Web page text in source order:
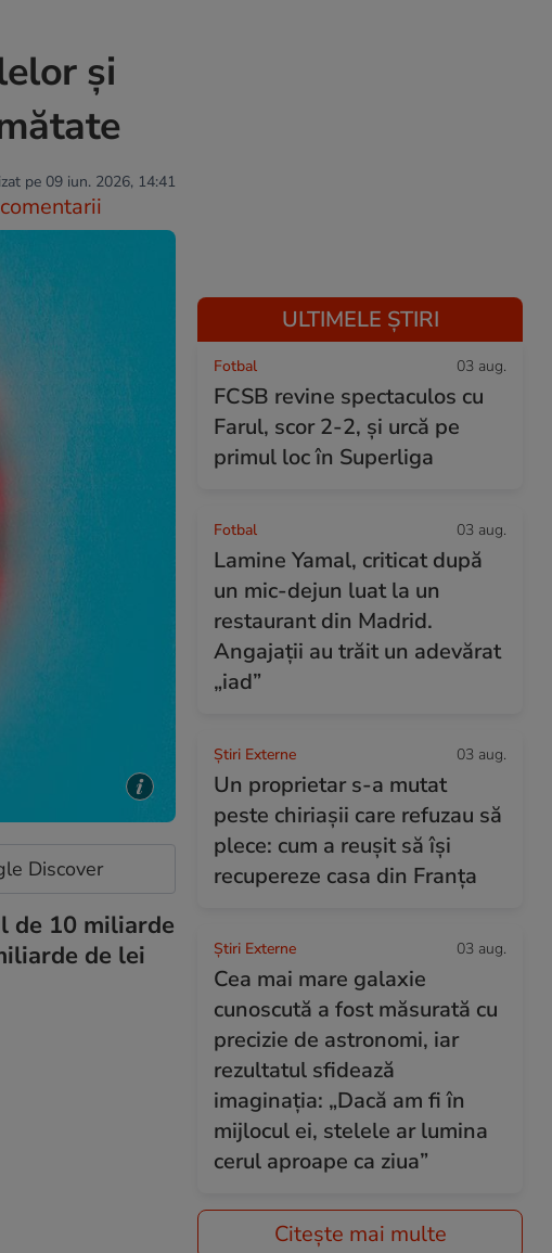
și
pe 09 iun. 2026, 14:41
Discover
de 10 miliarde
de lei
ULTIMELE ȘTIRI
Fotbal 03 aug.
FCSB revine spectaculos cu
Farul, scor 2-2, și urcă pe
primul loc în Superliga
Fotbal 03 aug.
Lamine Yamal, criticat după
un mic-dejun luat la un
restaurant din Madrid.
Angajații au trăit un adevărat
„iad”
Știri Externe 03 aug.
Un proprietar s-a mutat
peste chiriașii care refuzau să
plece: cum a reușit să își
recupereze casa din Franța
Știri Externe 03 aug.
Cea mai mare galaxie
cunoscută a fost măsurată cu
precizie de astronomi, iar
rezultatul sfidează
imaginația: „Dacă am fi în
mijlocul ei, stelele ar lumina
cerul aproape ca ziua”
Citește mai multe